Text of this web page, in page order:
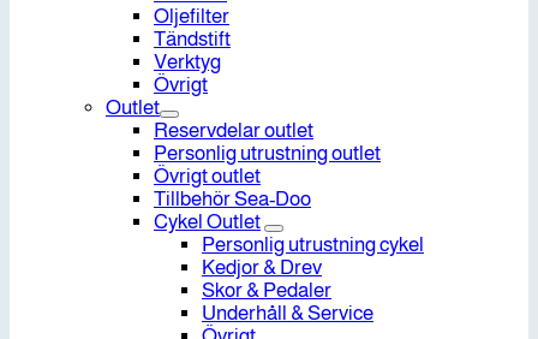
Oljefilter
Tändstift
Verktyg
Övrigt
Outlet
Reservdelar outlet
Personlig utrustning outlet
Övrigt outlet
Tillbehör Sea-Doo
Cykel Outlet
Personlig utrustning cykel
Kedjor & Drev
Skor & Pedaler
Underhåll & Service